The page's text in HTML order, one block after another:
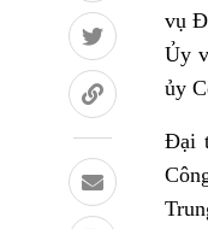
vụ
Ủy
ủy
Đại